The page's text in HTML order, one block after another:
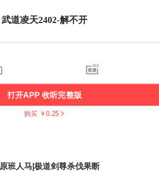
武道凌天2402-解不开
打开APP 收听完整版
购买 ￥ 0.25
班人马|极道剑尊杀伐果断